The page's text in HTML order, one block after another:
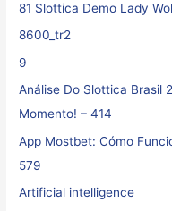
81 Slottica Demo Lady
8600_tr2
9
Análise Do Slottica Brasil
Momento! – 414
App Mostbet: Cómo
579
Artificial intelligence